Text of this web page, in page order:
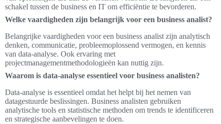
schakel tussen de business en IT om efficiëntie te bevorderen.
Welke vaardigheden zijn belangrijk voor een business analist?
Belangrijke vaardigheden voor een business analist zijn analytisch
denken, communicatie, probleemoplossend vermogen, en kennis
van data-analyse. Ook ervaring met
projectmanagementmethodologieën kan nuttig zijn.
Waarom is data-analyse essentieel voor business analisten?
Data-analyse is essentieel omdat het helpt bij het nemen van
datagestuurde beslissingen. Business analisten gebruiken
analytische tools en statistische methoden om trends te identificeren
en strategische aanbevelingen te doen.